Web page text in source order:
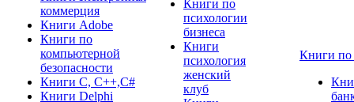
коммерция
Книги Adobe
Книги по
компьютерной
безопасности
Книги C, C++,С#
Книги Delphi
Книги по
психологии
бизнеса
Книги
психология
женский
клуб
Книги по